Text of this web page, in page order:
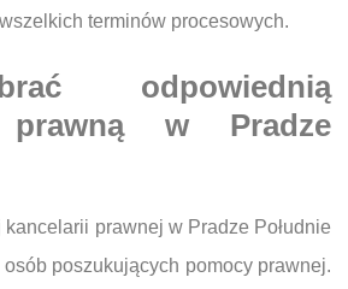
terminów procesowych.
odpowiednią
prawną w Pradze
prawnej w Pradze Południe
poszukujących pomocy prawnej.